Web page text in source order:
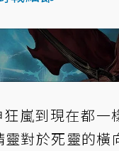
嵐到現在都一
對於死靈的橫